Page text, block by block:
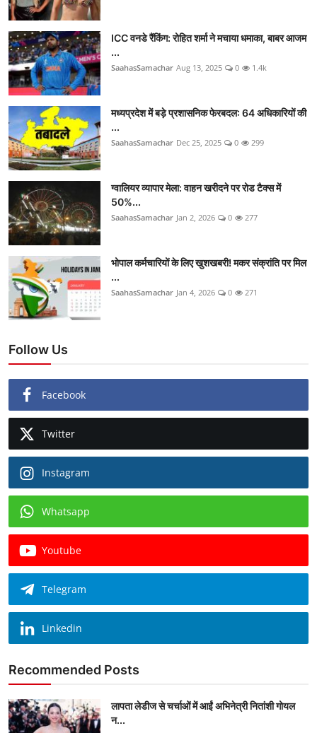
ICC वनडे रैंकिंग: रोहित शर्मा ने मचाया धमाका, बाबर आजम
...
SaahasSamachar Aug 13, 2025 0 1.4k
मध्यप्रदेश में बड़े प्रशासनिक फेरबदल: 64 अधिकारियों की
...
SaahasSamachar Dec 25, 2025 0 299
ग्वालियर व्यापार मेला: वाहन खरीदने पर रोड टैक्स में
50%...
SaahasSamachar Jan 2, 2026 0 277
भोपाल कर्मचारियों के लिए खुशखबरी! मकर संक्रांति पर मिल
...
SaahasSamachar Jan 4, 2026 0 271
Follow Us
Facebook
Twitter
Instagram
Whatsapp
Youtube
Telegram
Linkedin
Recommended Posts
लापता लेडीज से चर्चाओं में आईं अभिनेत्री नितांशी गोयल
न...